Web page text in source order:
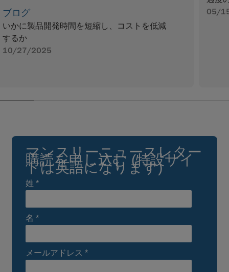
ブログ
いかに製品開発時間を短縮し、コストを低減
するか
10/27/2025
05/